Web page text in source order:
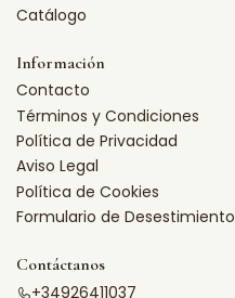
Catálogo
Información
Contacto
Términos y Condiciones
Política de Privacidad
Aviso Legal
Política de Cookies
Formulario de Desestimiento
Contáctanos
+34926411037